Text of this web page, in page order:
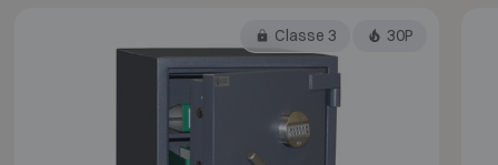
Classe 3 30P